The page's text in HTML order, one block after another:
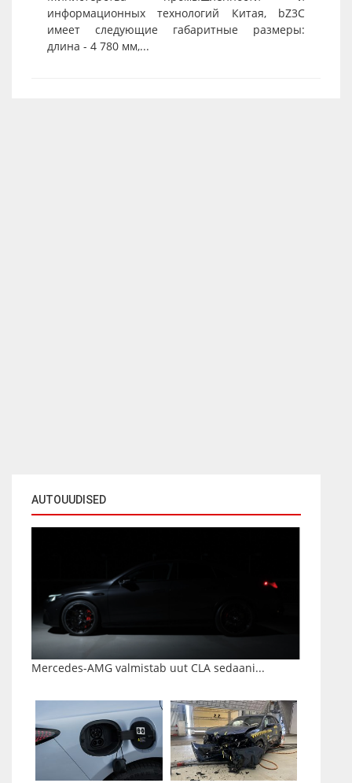
AUTOUUDISED
Mercedes-AMG valmistab uut CLA sedaani...
информационных технологий Китая, bZ3C
имеет следующие габаритные размеры:
длина - 4 780 мм,...